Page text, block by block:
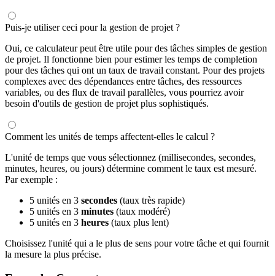
Puis-je utiliser ceci pour la gestion de projet ?
Oui, ce calculateur peut être utile pour des tâches simples de gestion
de projet. Il fonctionne bien pour estimer les temps de completion
pour des tâches qui ont un taux de travail constant. Pour des projets
complexes avec des dépendances entre tâches, des ressources
variables, ou des flux de travail parallèles, vous pourriez avoir
besoin d'outils de gestion de projet plus sophistiqués.
Comment les unités de temps affectent-elles le calcul ?
L'unité de temps que vous sélectionnez (millisecondes, secondes,
minutes, heures, ou jours) détermine comment le taux est mesuré.
Par exemple :
5 unités en 3 secondes (taux très rapide)
5 unités en 3 minutes (taux modéré)
5 unités en 3 heures (taux plus lent)
Choisissez l'unité qui a le plus de sens pour votre tâche et qui fournit
la mesure la plus précise.